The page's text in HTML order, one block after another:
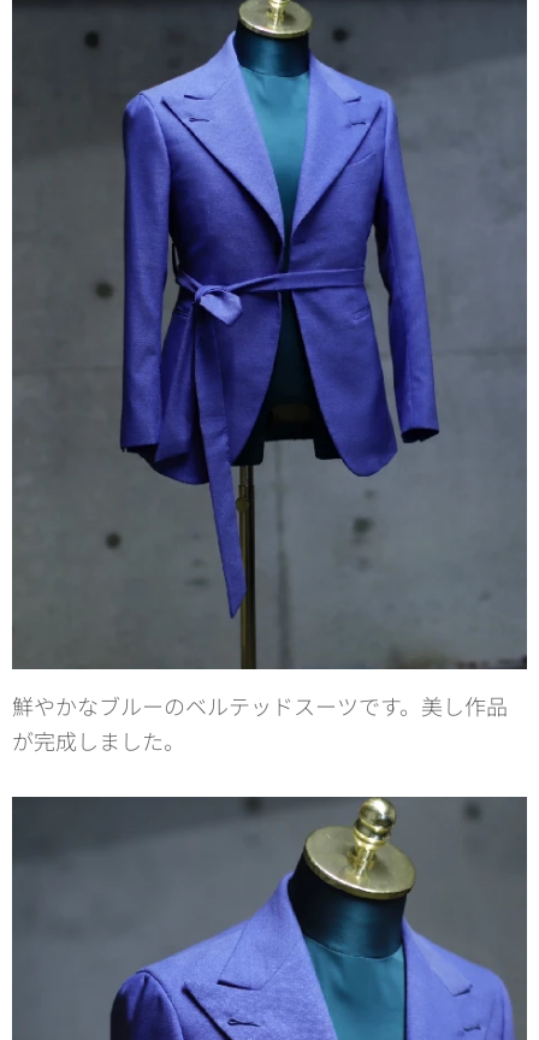
鮮やかなブルーのベルテッドスーツです。美し作品
が完成しました。